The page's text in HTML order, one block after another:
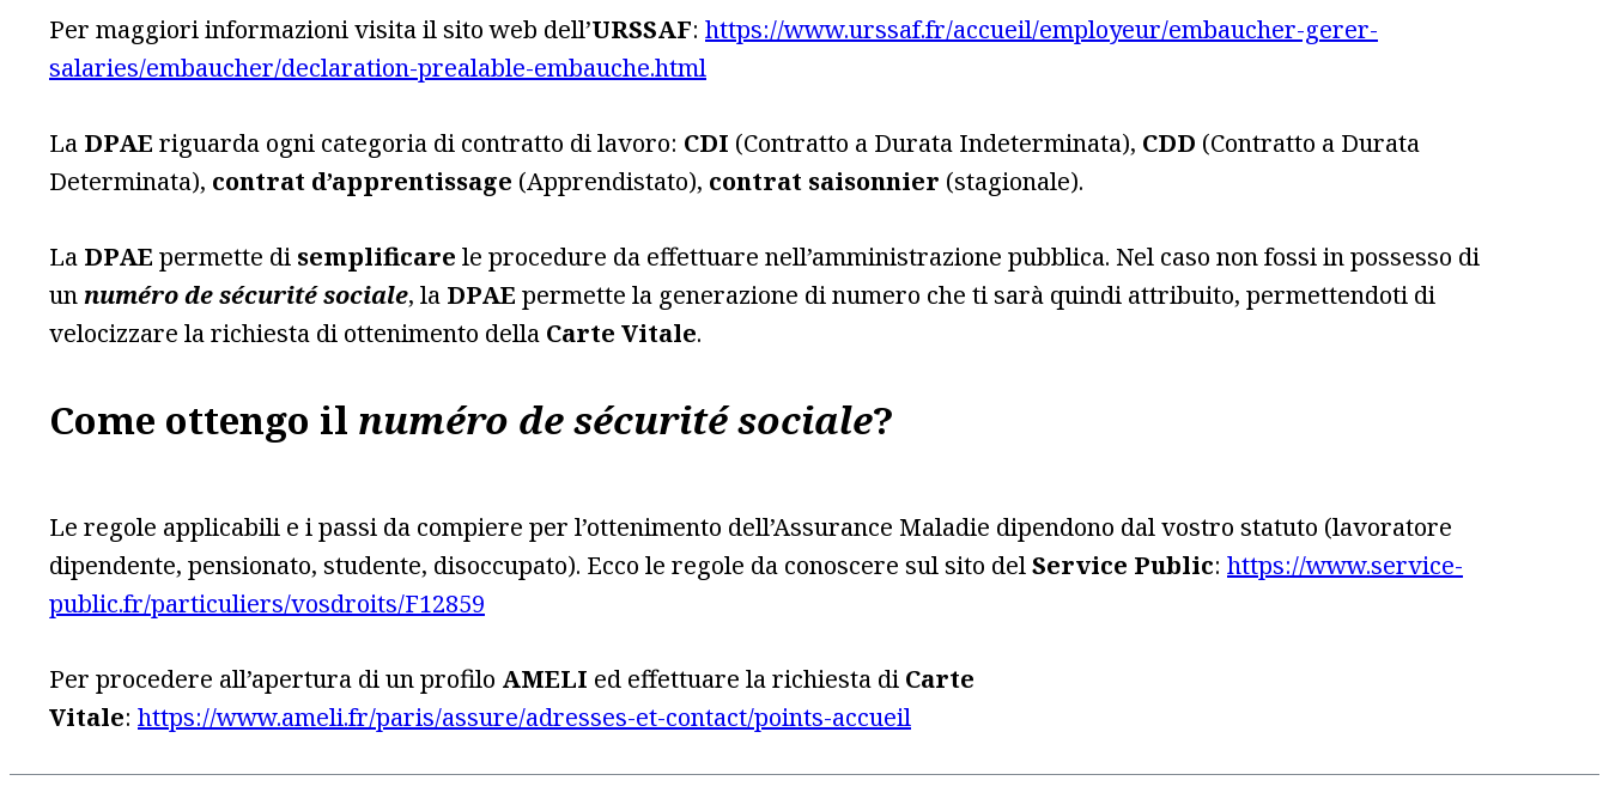
Per maggiori informazioni visita il sito web dell’URSSAF: https://www.urssaf.fr/accueil/employeur/embaucher-gerer-
salaries/embaucher/declaration-prealable-embauche.html
La DPAE riguarda ogni categoria di contratto di lavoro: CDI (Contratto a Durata Indeterminata), CDD (Contratto a Durata
Determinata), contrat d’apprentissage (Apprendistato), contrat saisonnier (stagionale).
La DPAE permette di semplificare le procedure da effettuare nell’amministrazione pubblica. Nel caso non fossi in possesso di
unnuméro de sécurité sociale, la DPAE permette la generazione di numero che ti sarà quindi attribuito, permettendoti di
velocizzare la richiesta di ottenimento della Carte Vitale.
Come ottengo il numéro de sécurité sociale?
Le regole applicabili e i passi da compiere per l’ottenimento dell’Assurance Maladie dipendono dal vostro statuto (lavoratore
dipendente, pensionato, studente, disoccupato). Ecco le regole da conoscere sul sito delService Public: https://www.service-
public.fr/particuliers/vosdroits/F12859
Per procedere all’apertura di un profilo AMELI ed effettuare la richiesta di Carte
Vitale: https://www.ameli.fr/paris/assure/adresses-et-contact/points-accueil